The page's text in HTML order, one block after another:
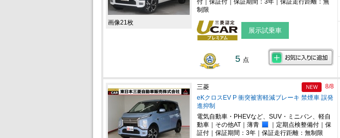
画像21枚
付｜保証付｜保証期間：3年｜保証走行距離：無
制限
展示試乗車
5 点
三菱
eKクロスEV P 衝突被害軽減ブレーキ 禁煙車 誤発
進抑制
8/8
電気自動車・PHEVなど、SUV・ミニバン、軽自
動車｜その他AT｜薄青
｜定期点検整備付｜保
証付｜保証期間：3年｜保証走行距離：無制限